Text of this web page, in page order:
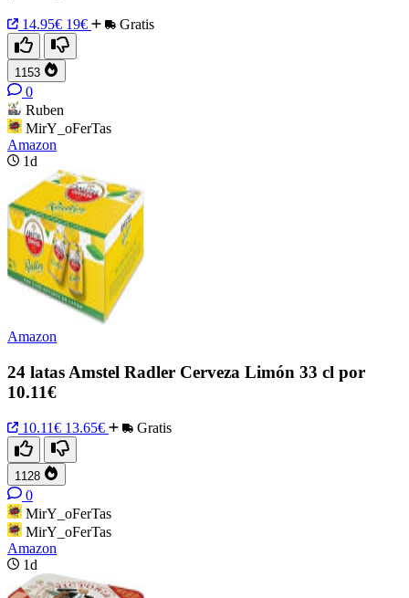
14.95€ 19€ Gratis
1153
0
Ruben
MirY_oFerTas
Amazon
1d
Amazon
24 latas Amstel Radler Cerveza Limón 33 cl por
10.11€
10.11€ 13.65€ Gratis
1128
0
MirY_oFerTas
MirY_oFerTas
Amazon
1d